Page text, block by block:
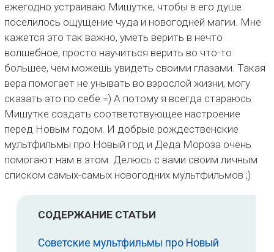
ежегодно устраиваю Мишутке, чтобы в его душе
поселилось ощущение чуда и новогодней магии. Мне
кажется это так важно, уметь верить в нечто
волшебное, просто научиться верить во что-то
большее, чем можешь увидеть своими глазами. Такая
вера помогает не унывать во взрослой жизни, могу
сказать это по себе =) А потому я всегда стараюсь
Мишутке создать соответствующее настроение
перед Новым годом. И добрые рождественские
мультфильмы про Новый год и Деда Мороза очень
помогают нам в этом. Делюсь с вами своим личным
списком самых-самых новогодних мультфильмов ;)
СОДЕРЖАНИЕ СТАТЬИ
Советские мультфильмы про Новый